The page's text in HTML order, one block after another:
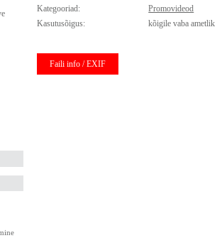
Kategooriad:
Promovideod
Kasutusõigus:
kõigile vaba
Faili info / EXIF